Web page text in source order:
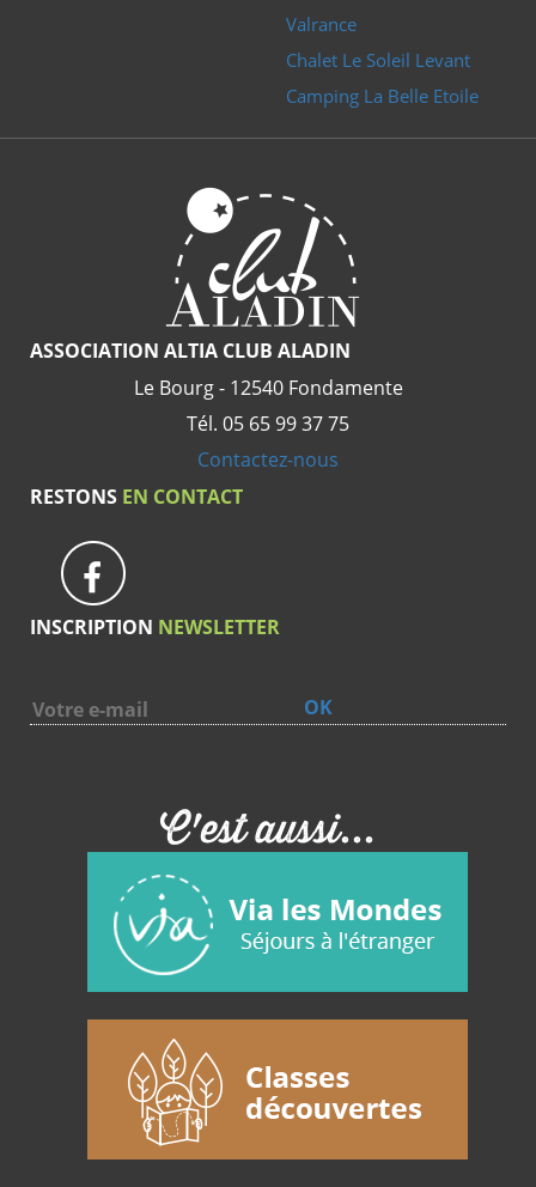
Valrance
Chalet Le Soleil Levant
Camping La Belle Etoile
ASSOCIATION ALTIA CLUB ALADIN
Le Bourg - 12540 Fondamente
Tél. 05 65 99 37 75
Contactez-nous
RESTONS EN CONTACT
INSCRIPTION NEWSLETTER
OK
C'est aussi...